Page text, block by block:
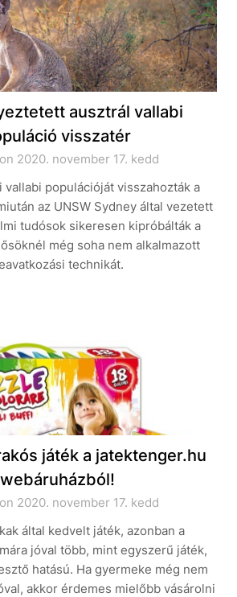
ausztrál vallabi
visszatér
2020. november 17. kedd
vallabi populációját visszahozták a
az UNSW Sydney által vezetett
tudósok sikeresen kipróbálták a
még soha nem alkalmazott
technikát.
játék a jatektenger.hu
webáruházból!
2020. november 17. kedd
által kedvelt játék, azonban a
jóval több, mint egyszerű játék,
hatású. Ha gyermeke még nem
akkor érdemes mielőbb vásárolni